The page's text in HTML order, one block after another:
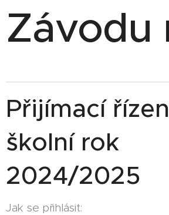
Závodu
Přijímací
školní rok
2024/2025
Jak se přihlásit: